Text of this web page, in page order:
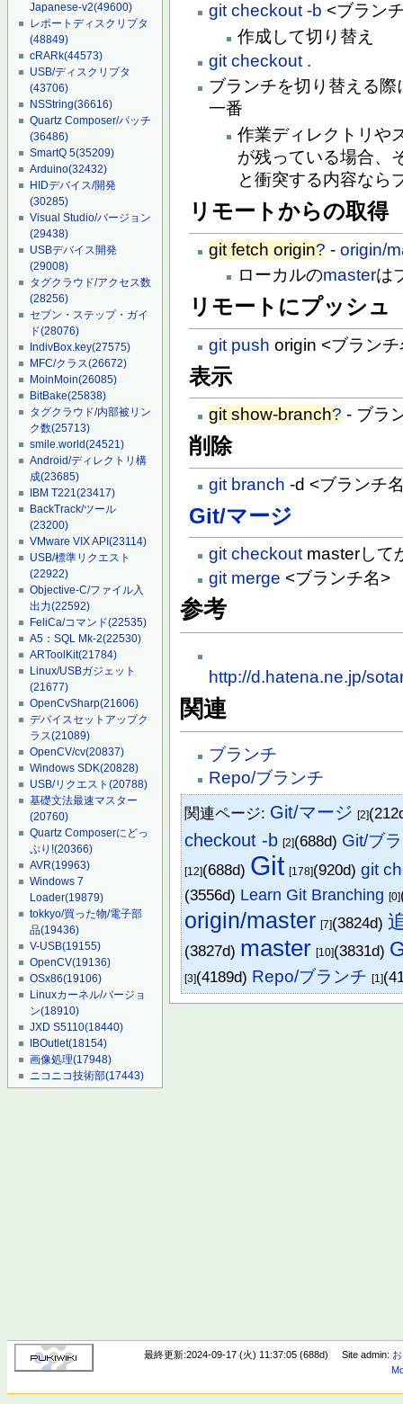
Japanese-v2(49600)
レポートディスクリプタ
(48849)
cRARk(44573)
USB/ディスクリプタ
(43706)
NSString(36616)
Quartz Composer/パッチ
(36486)
SmartQ 5(35209)
Arduino(32432)
HIDデバイス/開発
(30285)
Visual Studio/バージョン
(29438)
USBデバイス開発
(29008)
タグクラウド/アクセス数
(28256)
セブン・ステップ・ガイ
ド(28076)
IndivBox.key(27575)
MFC/クラス(26672)
MoinMoin(26085)
BitBake(25838)
タグクラウド/内部被リン
ク数(25713)
smile.world(24521)
Android/ディレクトリ構
成(23685)
IBM T221(23417)
BackTrack/ツール
(23200)
VMware VIX API(23114)
USB/標準リクエスト
(22922)
Objective-C/ファイル入
出力(22592)
FeliCa/コマンド(22535)
A5：SQL Mk-2(22530)
ARToolKit(21784)
Linux/USBガジェット
(21677)
OpenCvSharp(21606)
デバイスセットアップク
ラス(21089)
OpenCV/cv(20837)
Windows SDK(20828)
USB/リクエスト(20788)
基礎文法最速マスター
(20760)
Quartz Composerにどっ
ぷり!(20366)
AVR(19963)
Windows 7
Loader(19879)
tokkyo/買った物/電子部
品(19436)
V-USB(19155)
OpenCV(19136)
OSx86(19106)
Linuxカーネル/バージョ
ン(18910)
JXD S5110(18440)
IBOutlet(18154)
画像処理(17948)
ニコニコ技術部(17443)
git checkout -b <ブラン
作成して切り替え
git checkout .
ブランチを切り替える
一番
作業ディレクトリや
が残っている場合、
と衝突する内容なら
リモートからの取得
git fetch origin? -origin/
ローカルのmasterは
リモートにプッシュ
git push origin <ブランチ
表示
git show-branch? - ブラ
削除
git branch -d <ブランチ
Git/マージ
git checkoutmasterして
git merge <ブランチ名>
参考
http://d.hatena.ne.jp/
関連
ブランチ
Repo/ブランチ
関連ページ: Git/マージ [2]
checkout -b [2](688d) Git/ブ
[12](688d) Git [178](920d)git
(3556d) Learn Git Branching [0]
origin/master [7](3824d)
(3827d) master [10](3831d)
[3](4189d) Repo/ブランチ [1]
最終更新:2024-09-17 (火) 11:37:05 (688d) Site admin: